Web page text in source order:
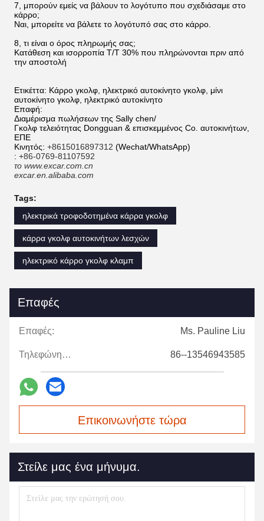
7, μπορούν εμείς να βάλουν το λογότυπο που σχεδιάσαμε στο
κάρρο;
Ναι, μπορείτε να βάλετε το λογότυπό σας στο κάρρο.
8, τι είναι ο όρος πληρωμής σας;
Κατάθεση και ισορροπία T/T 30% που πληρώνονται πριν από
την αποστολή
Ετικέττα: Κάρρο γκολφ, ηλεκτρικό αυτοκίνητο γκολφ, μίνι
αυτοκίνητο γκολφ, ηλεκτρικό αυτοκίνητο
Επαφή:
Διαμέρισμα πωλήσεων της Sally chen/
Γκολφ τελειότητας Dongguan & επισκεμμένος Co. αυτοκινήτων,
ΕΠΕ
Κινητός: +8615016897312 (Wechat/WhatsApp)
: +86-0769-81107592
το www.excar.com.cn
excar.en.alibaba.com
Tags:
ηλεκτρικά τροφοδοτημένα κάρρα γκολφ
κάρρα γκολφ αυτοκινήτων λεσχών
ηλεκτρικό κάρρο γκολφ κλαμπ
Επαφές
Επαφές: Ms. Pauline Liu
Τηλεφώνημα: 86--13546943585
Επικοινωνήστε τώρα
Στείλε μας ένα μήνυμα.